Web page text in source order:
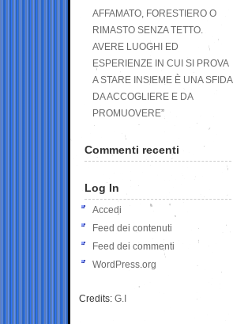
AFFAMATO, FORESTIERO O
RIMASTO SENZA TETTO.
AVERE LUOGHI ED
ESPERIENZE IN CUI SI PROVA
A STARE INSIEME È UNA SFIDA
DA ACCOGLIERE E DA
PROMUOVERE”
Commenti recenti
Log In
Accedi
Feed dei contenuti
Feed dei commenti
WordPress.org
Credits: G.I